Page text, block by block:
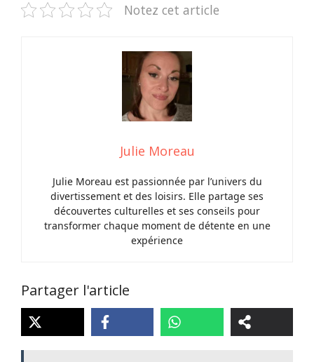
Notez cet article
Julie Moreau
Julie Moreau est passionnée par l’univers du
divertissement et des loisirs. Elle partage ses
découvertes culturelles et ses conseils pour
transformer chaque moment de détente en une
expérience
Partager l'article